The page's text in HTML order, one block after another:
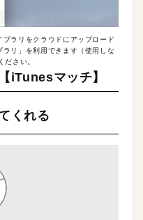
ラリをクラウドにアップロード
リ」を利用できます（使用しな
ださい。
iTunesマッチ】
くれる